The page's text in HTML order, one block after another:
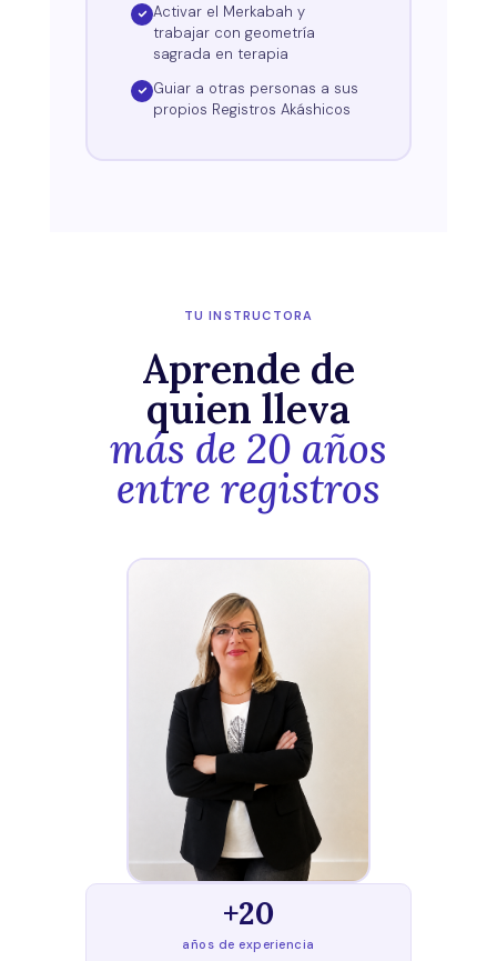
Activar el Merkabah y
trabajar con geometría
sagrada en terapia
Guiar a otras personas a sus
propios Registros Akáshicos
TU INSTRUCTORA
Aprende de
quien lleva
más de 20 años
entre registros
+20
años de experiencia